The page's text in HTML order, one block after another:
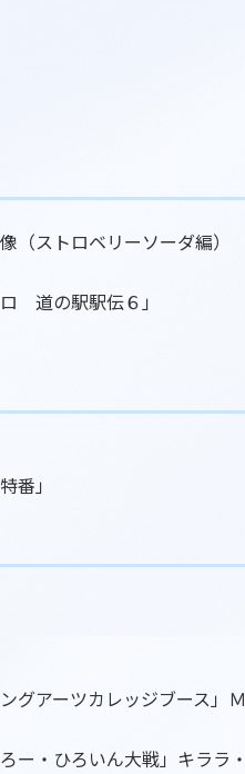
（ストロベリーソーダ編）
道の駅駅伝６」
番」
グアーツカレッジブース」Ｍ
ー・ひろいん大戦」キララ・